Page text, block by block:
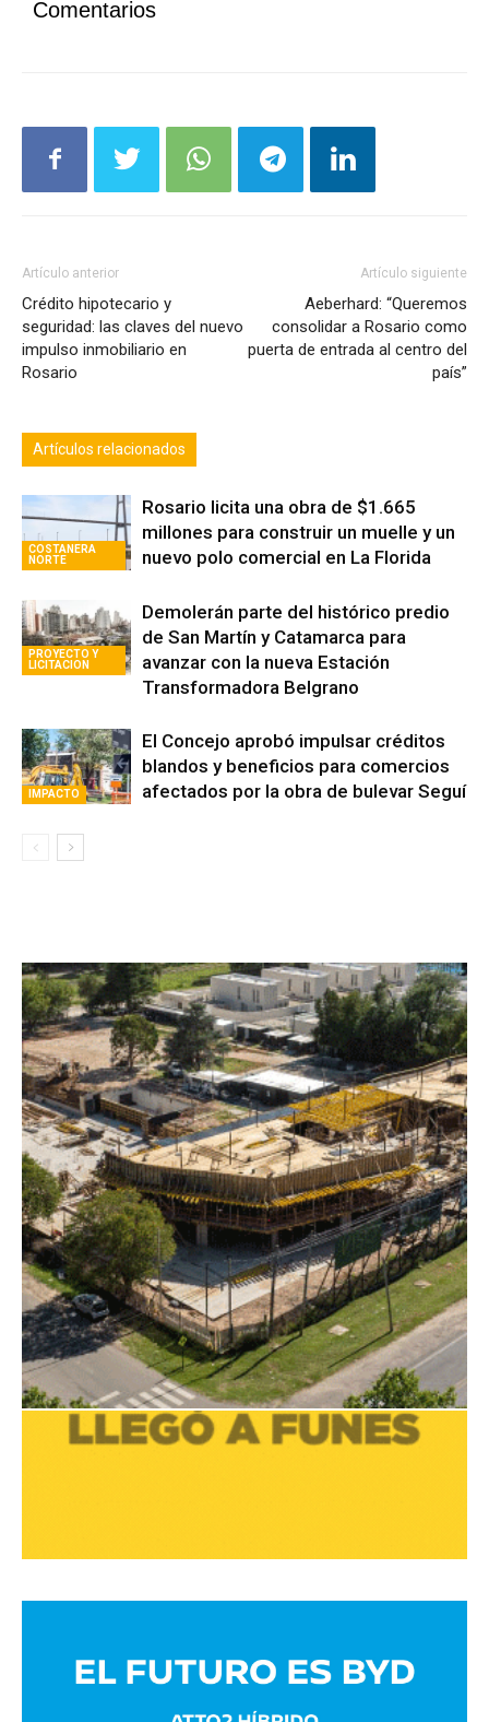
Comentarios
Artículo anterior
Crédito hipotecario y
seguridad: las claves del nuevo
impulso inmobiliario en
Rosario
Artículo siguiente
Aeberhard: “Queremos
consolidar a Rosario como
puerta de entrada al centro del
país”
Artículos relacionados
COSTANERA
NORTE
Rosario licita una obra de $1.665
millones para construir un muelle y un
nuevo polo comercial en La Florida
PROYECTO Y
LICITACION
Demolerán parte del histórico predio
de San Martín y Catamarca para
avanzar con la nueva Estación
Transformadora Belgrano
IMPACTO
El Concejo aprobó impulsar créditos
blandos y beneficios para comercios
afectados por la obra de bulevar Seguí